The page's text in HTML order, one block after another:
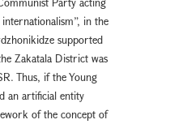
in the
supported
Zakatala District was
Thus, if the Young
an artificial entity
of the concept of